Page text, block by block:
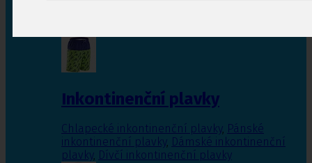
Inkontinenční plavky
Chlapecké inkontinenční plavky, Pánské
inkontinenční plavky, Dámské inkontinenční
plavky, Dívčí inkontinenční plavky